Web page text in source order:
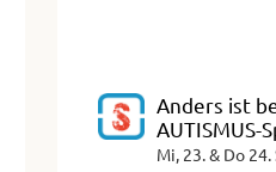
Anders ist
AUTISMUS-
Mi, 23. & Do